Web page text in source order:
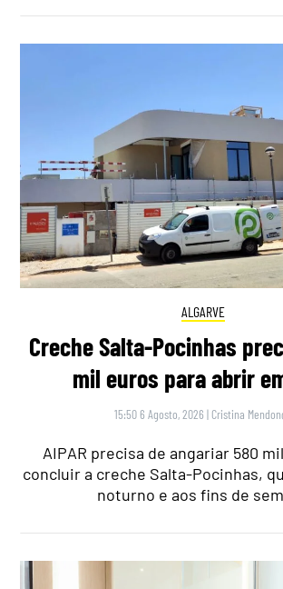
ALGARVE
Creche Salta-Pocinhas
mil euros para abrir
15:50 6 Agosto, 2026 | Cristina
AIPAR precisa de angariar 580
concluir a creche Salta-Pocinhas,
noturno e aos fins de